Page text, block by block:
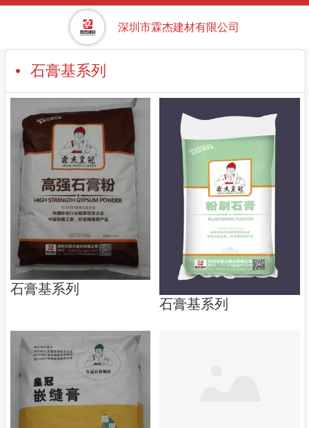
深圳市霖杰建材有限公司
石膏基系列
石膏基系列
石膏基系列